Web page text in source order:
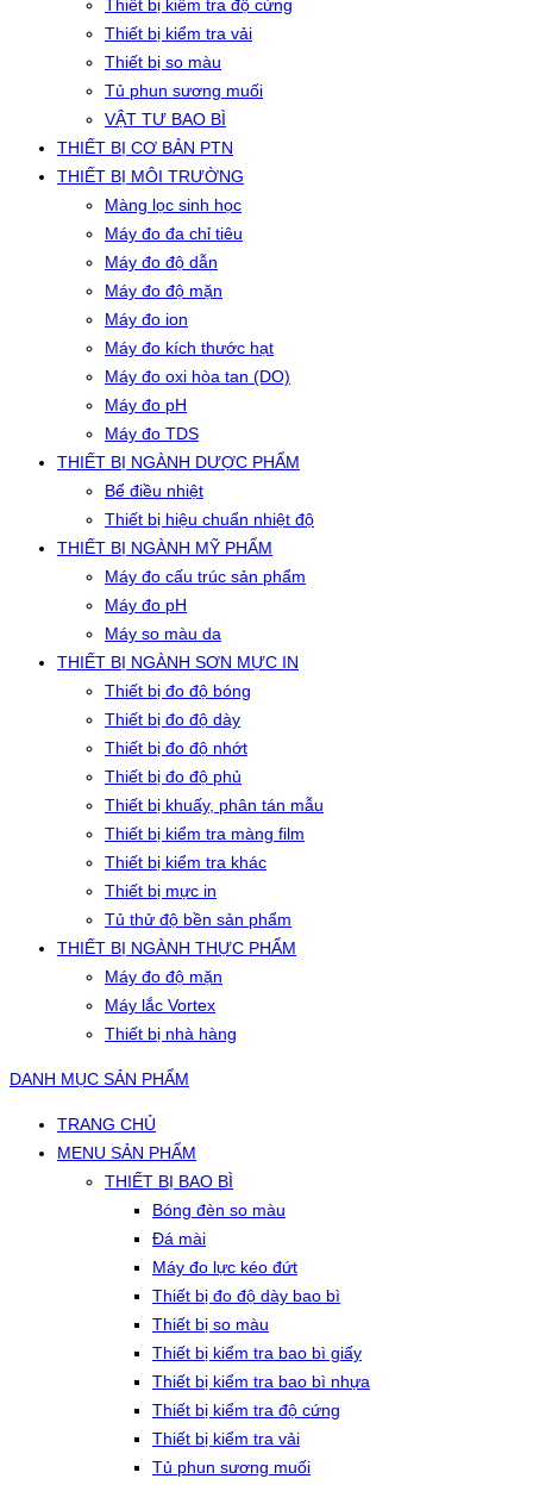
Thiết bị kiểm tra độ cứng
Thiết bị kiểm tra vải
Thiết bị so màu
Tủ phun sương muối
VẬT TƯ BAO BÌ
THIẾT BỊ CƠ BẢN PTN
THIẾT BỊ MÔI TRƯỜNG
Màng lọc sinh học
Máy đo đa chỉ tiêu
Máy đo độ dẫn
Máy đo độ mặn
Máy đo ion
Máy đo kích thước hạt
Máy đo oxi hòa tan (DO)
Máy đo pH
Máy đo TDS
THIẾT BỊ NGÀNH DƯỢC PHẨM
Bể điều nhiệt
Thiết bị hiệu chuẩn nhiệt độ
THIẾT BỊ NGÀNH MỸ PHẨM
Máy đo cấu trúc sản phẩm
Máy đo pH
Máy so màu da
THIẾT BỊ NGÀNH SƠN MỰC IN
Thiết bị đo độ bóng
Thiết bị đo độ dày
Thiết bị đo độ nhớt
Thiết bị đo độ phủ
Thiết bị khuấy, phân tán mẫu
Thiết bị kiểm tra màng film
Thiết bị kiểm tra khác
Thiết bị mực in
Tủ thử độ bền sản phẩm
THIẾT BỊ NGÀNH THỰC PHẨM
Máy đo độ mặn
Máy lắc Vortex
Thiết bị nhà hàng
DANH MỤC SẢN PHẨM
TRANG CHỦ
MENU SẢN PHẨM
THIẾT BỊ BAO BÌ
Bóng đèn so màu
Đá mài
Máy đo lực kéo đứt
Thiết bị đo độ dày bao bì
Thiết bị so màu
Thiết bị kiểm tra bao bì giấy
Thiết bị kiểm tra bao bì nhựa
Thiết bị kiểm tra độ cứng
Thiết bị kiểm tra vải
Tủ phun sương muối